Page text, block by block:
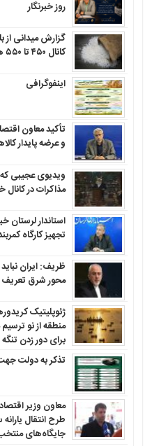
روز خبرنگار
گزارش میدانی از
کانال ۴۵۰ تا ۵۵۰ هزار تومان
اینفوگرافی
تأکید معاون
و عرضه پایدار
ویدیوی عجیبی
مذاکرات در کانال
استاندار لرستان
تجهیز کارگاه
ظریف: ایران
محور شرق تعریف
ژئوپلیتیک
منطقه‌ از نو
برای دور زدن
تذکر به دولت
معاون وزیر
طرح انتقال
جایگاه‌های